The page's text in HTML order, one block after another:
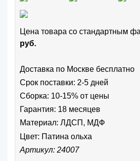
Цена товара cо стандартным
руб.
Доставка по Москве бесплатно
Срок поставки: 2-5 дней
Сборка: 10-15% от цены
Гарантия: 18 месяцев
Материал: ЛДСП, МДФ
Цвет: Патина ольха
Артикул: 24007